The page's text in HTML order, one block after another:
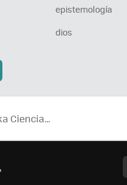
epistemología
dios